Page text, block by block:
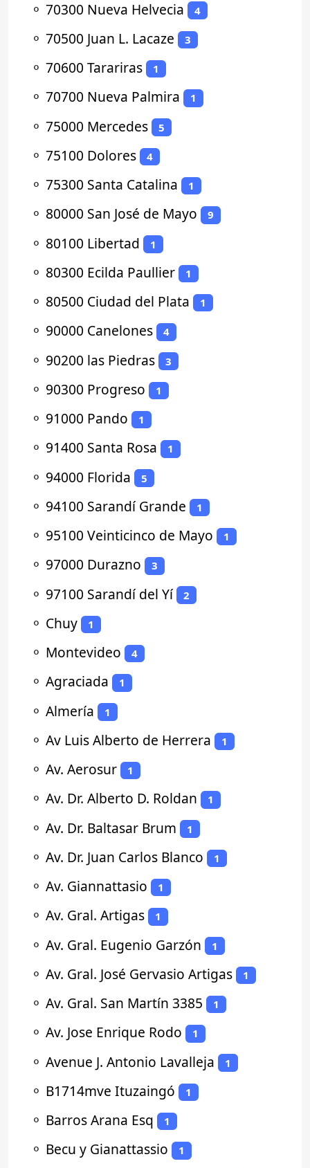
⚬ 70300 Nueva Helvecia 4
⚬ 70500 Juan L. Lacaze 3
⚬ 70600 Tarariras 1
⚬ 70700 Nueva Palmira 1
⚬ 75000 Mercedes 5
⚬ 75100 Dolores 4
⚬ 75300 Santa Catalina 1
⚬ 80000 San José de Mayo 9
⚬ 80100 Libertad 1
⚬ 80300 Ecilda Paullier 1
⚬ 80500 Ciudad del Plata 1
⚬ 90000 Canelones 4
⚬ 90200 las Piedras 3
⚬ 90300 Progreso 1
⚬ 91000 Pando 1
⚬ 91400 Santa Rosa 1
⚬ 94000 Florida 5
⚬ 94100 Sarandí Grande 1
⚬ 95100 Veinticinco de Mayo 1
⚬ 97000 Durazno 3
⚬ 97100 Sarandí del Yí 2
⚬ Chuy 1
⚬ Montevideo 4
⚬ Agraciada 1
⚬ Almería 1
⚬ Av Luis Alberto de Herrera 1
⚬ Av. Aerosur 1
⚬ Av. Dr. Alberto D. Roldan 1
⚬ Av. Dr. Baltasar Brum 1
⚬ Av. Dr. Juan Carlos Blanco 1
⚬ Av. Giannattasio 1
⚬ Av. Gral. Artigas 1
⚬ Av. Gral. Eugenio Garzón 1
⚬ Av. Gral. José Gervasio Artigas 1
⚬ Av. Gral. San Martín 3385 1
⚬ Av. Jose Enrique Rodo 1
⚬ Avenue J. Antonio Lavalleja 1
⚬ B1714mve Ituzaingó 1
⚬ Barros Arana Esq 1
⚬ Becu y Gianattassio 1